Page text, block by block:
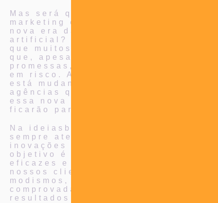
Mas será que as franquias de
marketing estão se saindo bem na
nova era da inteligência
artificial? Essa é uma pergunta
que muitos se fazem. A verdade é
que, apesar de todas as
promessas, essas agências estão
em risco. A inteligência artificial
está mudando o jogo e as
agências que não se adaptarem a
essa nova realidade certamente
ficarão para trás.
Na ideiasblah.com.br, estamos
sempre atentos às tendências e
inovações do mercado. Nosso
objetivo é oferecer soluções
eficazes e duradouras para os
nossos clientes. Não seguimos
modismos, mas sim estratégias
comprovadas que trazem
resultados reais.